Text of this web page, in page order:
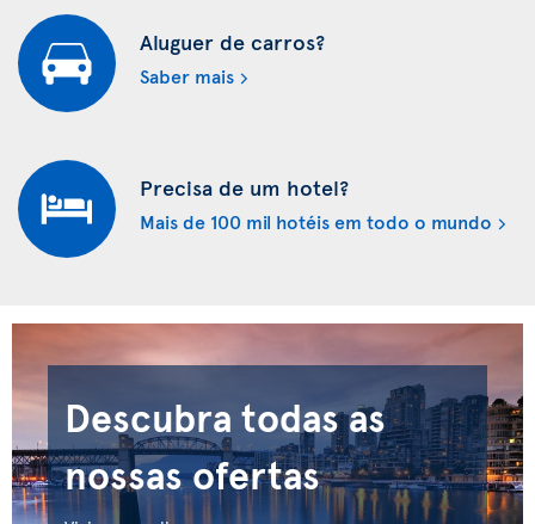
Aluguer de carros?
Saber mais
Precisa de um hotel?
Mais de 100 mil hotéis em todo o mundo
Descubra todas as
nossas ofertas